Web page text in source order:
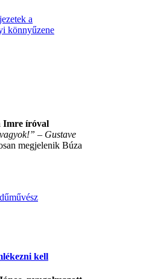
a
könnyűzene
Imre íróval
– Gustave
megjelenik Búza
kell